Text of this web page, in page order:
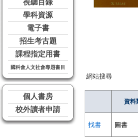
視聽目錄
學科資源
電子書
招生考古題
課程指定用書
國科會人文社會專題書目
個人書房
校外讀者申請
網站搜尋
資料
找書 圖書